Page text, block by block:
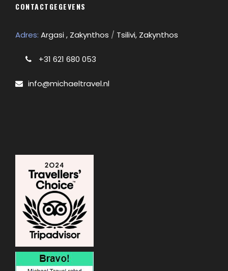
CONTACTGEGEVENS
Adres: Argasi , Zakynthos / Tsilivi, Zakynthos
+31 621 680 053
info@michaeltravel.nl